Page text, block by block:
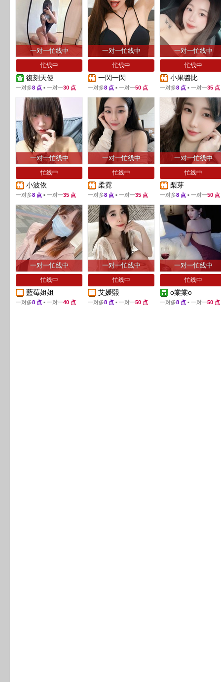
一对一忙线中
忙线中
復刻天使
一对多8 点 ▪ 一对一30 点
一对一忙线中
忙线中
一閃一閃
一对多8 点 ▪ 一对一50 点
一对一忙线中
忙线中
小果醬比
一对多8 点 ▪ 一对一35 点
一对一忙线中
忙线中
小波依
一对多8 点 ▪ 一对一35 点
一对一忙线中
忙线中
柔霓
一对多8 点 ▪ 一对一35 点
一对一忙线中
忙线中
梨芽
一对多8 点 ▪ 一对一50 点
一对一忙线中
忙线中
藍莓姐姐
一对多8 点 ▪ 一对一40 点
一对一忙线中
忙线中
艾媛熙
一对多8 点 ▪ 一对一50 点
一对一忙线中
忙线中
o棠棠o
一对多8 点 ▪ 一对一50 点